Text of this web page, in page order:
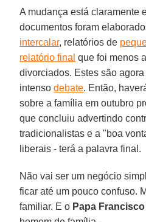
A mudança está claramente
documentos foram
intercalar, relatórios de
relatório final que foi menos
divorciados. Estes são
intensodebate. Então,
sobre a família em outubro
que concluiu advertindo
tradicionalistas e a "boa
liberais - terá a palavra final.
Não vai ser um negócio
ficar até um pouco confuso.
familiar. E o Papa Francisco